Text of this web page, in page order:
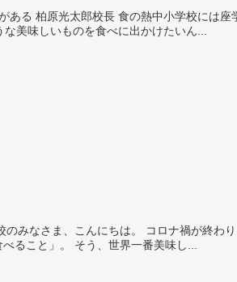
美味しいものを食べに出かけたいん...
光客が日本を目指しています。彼らの目的は「美味しいものを食べること」。 そう、世界一番美味し...